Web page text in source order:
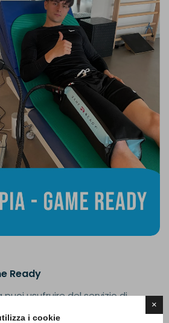
×
i cookie
Ready
puoi usufruire del servizio di
Se hai necessità di